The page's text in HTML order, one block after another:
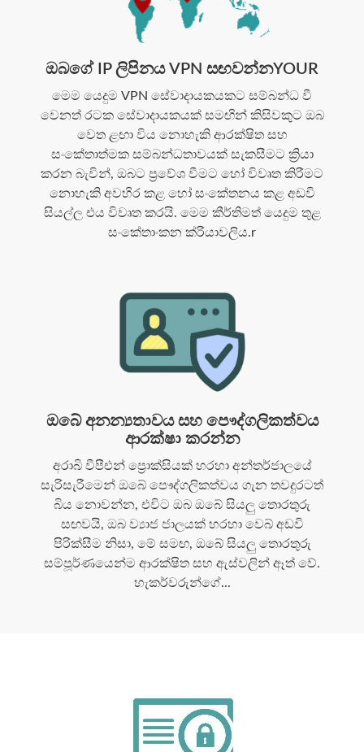
ඔබගේ IP ලිපිනය VPN සඟවන්නYOUR
මෙම යෙදුම VPN සේවාදායකයකට සම්බන්ධ වී
වෙනත් රටක සේවාදායකයක් සමඟින් කිසිවකුට ඔබ
වෙත ළඟා විය නොහැකි ආරක්ෂිත සහ
සංකේතාත්මක සම්බන්ධතාවයක් සැකසීමට ක්‍රියා
කරන බැවින්, ඔබට ප්‍රවේශ වීමට හෝ විවෘත කිරීමට
නොහැකි අවහිර කළ හෝ සංකේතනය කළ අඩවි
සියල්ල එය විවෘත කරයි. මෙම කීර්තිමත් යෙදුම තුළ
සංකේතාංකන ක්රියාවලිය.r
ඔබේ අනන්‍යතාවය සහ පෞද්ගලිකත්වය
ආරක්ෂා කරන්න
අරාබි වීපීඑන් ප්‍රොක්සියක් හරහා අන්තර්ජාලයේ
සැරිසැරීමෙන් ඔබේ පෞද්ගලිකත්වය ගැන තවදුරටත්
බිය නොවන්න, එවිට ඔබ ඔබේ සියලු තොරතුරු
සඟවයි, ඔබ ව්‍යාජ ජාලයක් හරහා වෙබ් අඩවි
පිරික්සීම නිසා, මේ සමඟ, ඔබේ සියලු තොරතුරු
සම්පූර්ණයෙන්ම ආරක්ෂිත සහ ඇස්වලින් ඈත් වේ.
හැකර්වරුන්ගේ...